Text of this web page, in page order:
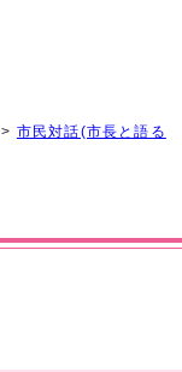
> 市民対話(市長と語る